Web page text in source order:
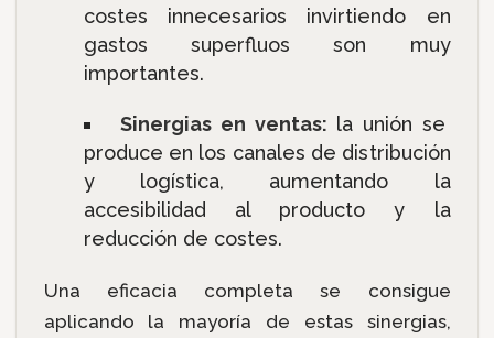
costes innecesarios invirtiendo en
gastos superfluos son muy
importantes.
Sinergias en ventas: la unión se
produce en los canales de distribución
y logística, aumentando la
accesibilidad al producto y la
reducción de costes.
Una eficacia completa se consigue
aplicando la mayoría de estas sinergias,